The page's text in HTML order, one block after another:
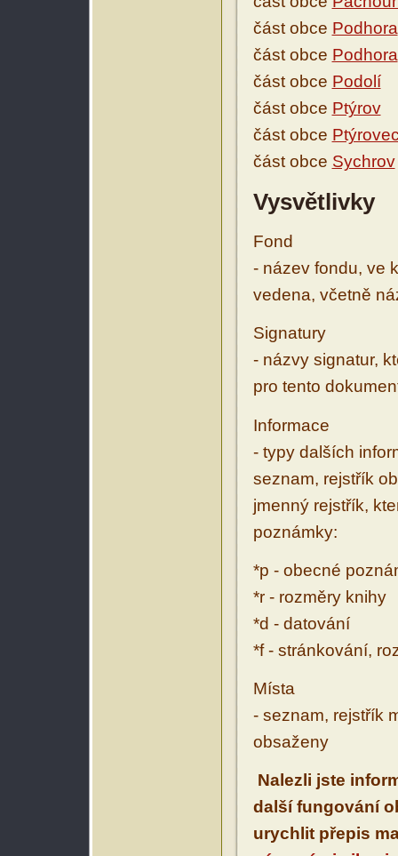
část obce Podhora
část obce Podhora
část obce Podolí
část obce Ptýrov
část obce
část obce Sychrov
Vysvětlivky
Fond
- název fondu, ve
vedena, včetně
Signatury
- názvy signatur,
pro tento
Informace
- typy dalších
seznam, rejstřík
jmenný rejstřík,
poznámky:
*p - obecné
*r - rozměry knihy
*d - datování
*f - stránkování,
Místa
- seznam, rejstřík
obsaženy
Nalezli jste
další fungování
urychlit přepis